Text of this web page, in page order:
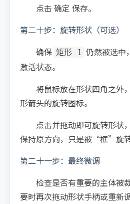
点击 确定 保存。
第二十步：旋转形状（可选）
确保 矩形 1 仍然被选中
激活状态。
将鼠标放在形状四角之外
形箭头的旋转图标。
点击并拖动即可旋转形状
保持原方向，只是被“框”旋转
第二十一步：最终微调
检查是否有重要的主体被
要时再次拖动形状手柄或重新